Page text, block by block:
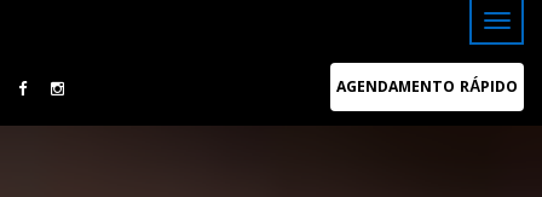
AGENDAMENTO RÁPIDO